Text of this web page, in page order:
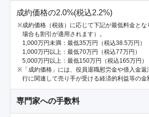
成約価格の2.0%(税込2.2%)
成約価格（税抜）に応じて下記が最低料金と
場合も割引が適用されます）。
1,000万円未満：最低35万円（税込38.5万円）
1,000万円以上：最低70万円（税込77万円）
5,000万円以上：最低150万円（税込165万円）
「成約価格」には、役員退職慰労金や借入金
行に関連して売り手が受ける経済的利益等の金
専門家への手数料